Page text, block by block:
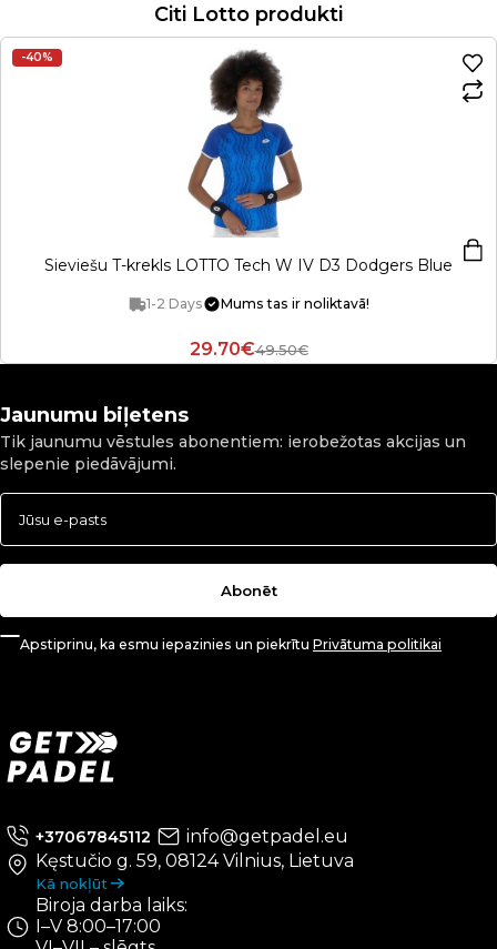
Citi Lotto produkti
-40%
Sieviešu T-krekls LOTTO Tech W IV D3 Dodgers Blue
1-2 Days Mums tas ir noliktavā!
29.70€49.50€
Jaunumu biļetens
Tik jaunumu vēstules abonentiem: ierobežotas akcijas un
slepenie piedāvājumi.
Apstiprinu, ka esmu iepazinies un piekrītu Privātuma politikai
Abonēt
+37067845112
info@getpadel.eu
Kęstučio g. 59, 08124 Vilnius, Lietuva
Kā nokļūt
Biroja darba laiks:
I–V 8:00–17:00